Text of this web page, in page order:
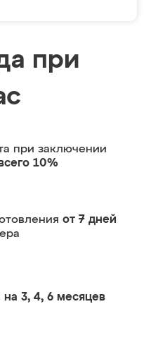
при
при заключении
10%
от 7 дней
на 3, 4, 6 месяцев